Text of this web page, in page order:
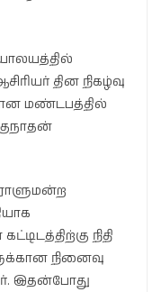
தின நிகழ்வு
மண்டபத்தில்
நிதி
நினைவு
இதன்போது